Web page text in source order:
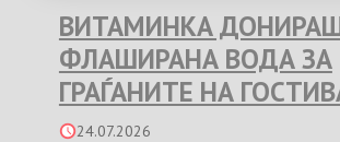
ВИТАМИНКА
ФЛАШИРАНА ВОДА ЗА
ГРАЃАНИТЕ НА
24.07.2026